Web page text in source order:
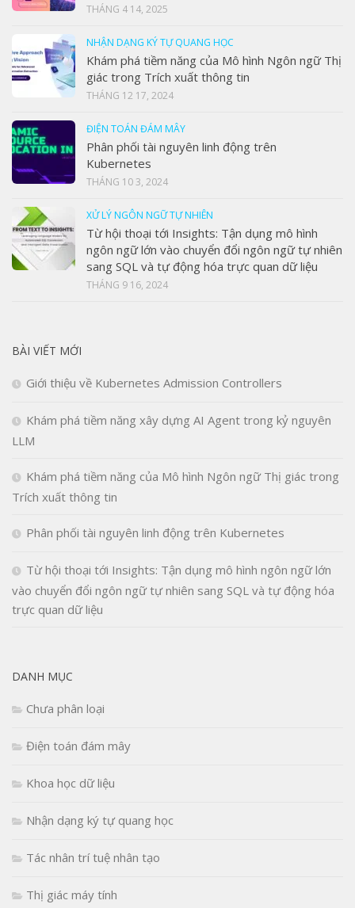
THÁNG 4 14, 2025
NHẬN DẠNG KÝ TỰ QUANG HỌC
Khám phá tiềm năng của Mô hình Ngôn ngữ Thị
giác trong Trích xuất thông tin
THÁNG 12 17, 2024
ĐIỆN TOÁN ĐÁM MÂY
Phân phối tài nguyên linh động trên
Kubernetes
THÁNG 10 3, 2024
XỬ LÝ NGÔN NGỮ TỰ NHIÊN
Từ hội thoại tới Insights: Tận dụng mô hình
ngôn ngữ lớn vào chuyển đổi ngôn ngữ tự nhiên
sang SQL và tự động hóa trực quan dữ liệu
THÁNG 9 16, 2024
BÀI VIẾT MỚI
Giới thiệu về Kubernetes Admission Controllers
Khám phá tiềm năng xây dựng AI Agent trong kỷ nguyên
LLM
Khám phá tiềm năng của Mô hình Ngôn ngữ Thị giác trong
Trích xuất thông tin
Phân phối tài nguyên linh động trên Kubernetes
Từ hội thoại tới Insights: Tận dụng mô hình ngôn ngữ lớn
vào chuyển đổi ngôn ngữ tự nhiên sang SQL và tự động hóa
trực quan dữ liệu
DANH MỤC
Chưa phân loại
Điện toán đám mây
Khoa học dữ liệu
Nhận dạng ký tự quang học
Tác nhân trí tuệ nhân tạo
Thị giác máy tính